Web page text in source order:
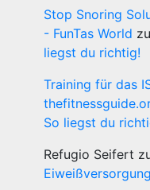
Stop Snoring
- FunTas World zu
liegst du richtig!
Training für das
So liegst du
Refugio Seifert